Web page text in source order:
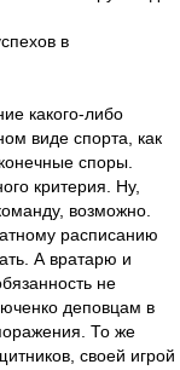
в
какого-либо
виде спорта, как
споры.
критерия. Ну,
возможно.
расписанию
А вратарю и
не
деповцам в
То же
своей игрой